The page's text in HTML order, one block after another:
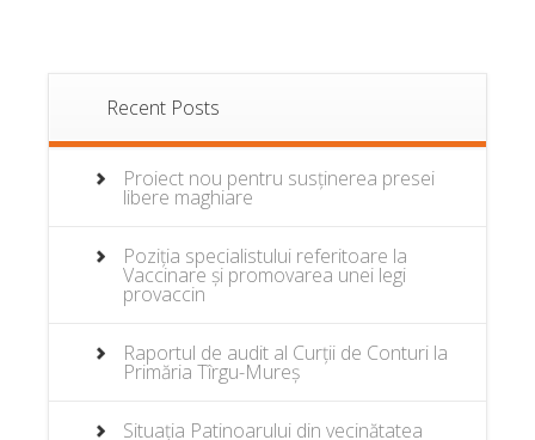
Recent Posts
Proiect nou pentru susținerea presei
libere maghiare
Poziția specialistului referitoare la
Vaccinare și promovarea unei legi
provaccin
Raportul de audit al Curții de Conturi la
Primăria Tîrgu-Mureș
Situația Patinoarului din vecinătatea